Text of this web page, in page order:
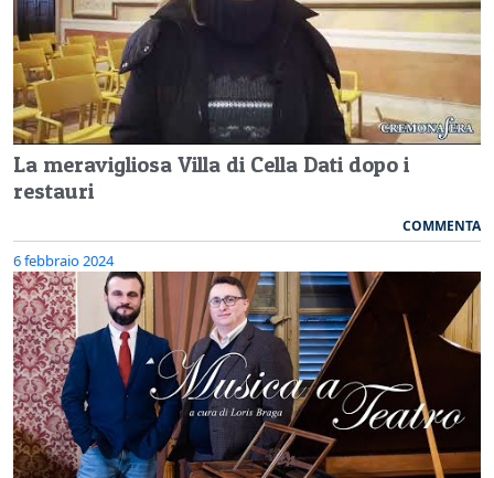
La meravigliosa Villa di Cella Dati dopo i
restauri
COMMENTA
6 febbraio 2024